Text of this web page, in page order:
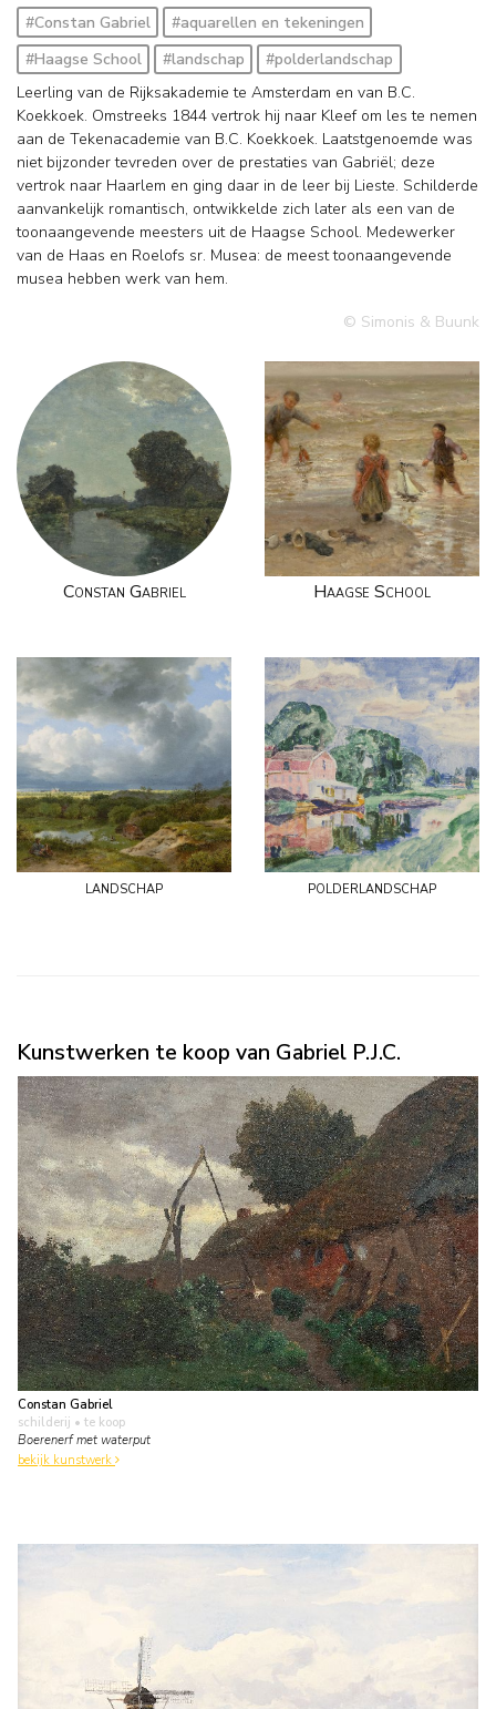
#Constan Gabriel
#aquarellen en tekeningen
#Haagse School
#landschap
#polderlandschap
Leerling van de Rijksakademie te Amsterdam en van B.C.
Koekkoek. Omstreeks 1844 vertrok hij naar Kleef om les te nemen
aan de Tekenacademie van B.C. Koekkoek. Laatstgenoemde was
niet bijzonder tevreden over de prestaties van Gabriël; deze
vertrok naar Haarlem en ging daar in de leer bij Lieste. Schilderde
aanvankelijk romantisch, ontwikkelde zich later als een van de
toonaangevende meesters uit de Haagse School. Medewerker
van de Haas en Roelofs sr. Musea: de meest toonaangevende
musea hebben werk van hem.
© Simonis & Buunk
Constan Gabriel Haagse School
landschap polderlandschap
Kunstwerken te koop van Gabriel P.J.C.
Constan Gabriel
schilderij • te koop
Boerenerf met waterput
bekijk kunstwerk